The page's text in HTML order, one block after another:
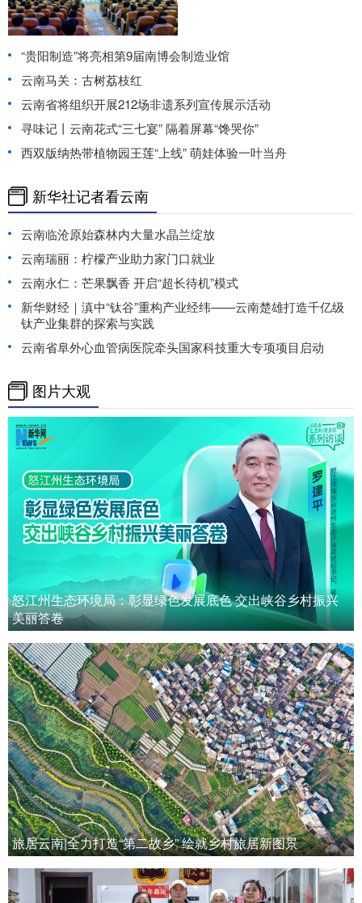
“贵阳制造”将亮相第9届南博会制造业馆
云南马关：古树荔枝红
云南省将组织开展212场非遗系列宣传展示活动
寻味记丨云南花式“三七宴” 隔着屏幕“馋哭你”
西双版纳热带植物园王莲“上线” 萌娃体验一叶当舟
新华社记者看云南
云南临沧原始森林内大量水晶兰绽放
云南瑞丽：柠檬产业助力家门口就业
云南永仁：芒果飘香 开启“超长待机”模式
新华财经｜滇中“钛谷”重构产业经纬——云南楚雄打造千亿级
钛产业集群的探索与实践
云南省阜外心血管病医院牵头国家科技重大专项项目启动
图片大观
怒江州生态环境局：彰显绿色发展底色 交出峡谷乡村振兴
美丽答卷
旅居云南|全力打造“第二故乡” 绘就乡村旅居新图景